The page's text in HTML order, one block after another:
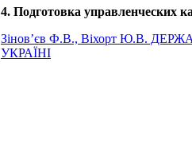
4. Подготовка управленческих
Зінов’єв Ф.В., Віхорт Ю.В.
УКРАЇНІ